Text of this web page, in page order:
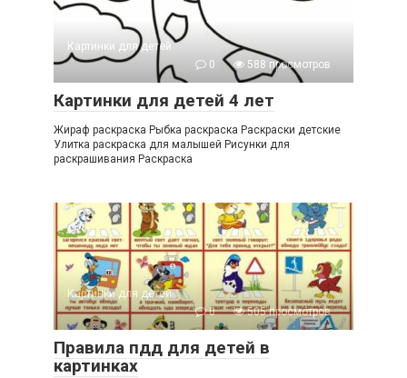
Картинки для детей
0
588 просмотров
Картинки для детей 4 лет
Жираф раскраска Рыбка раскраска Раскраски детские
Улитка раскраска для малышей Рисунки для
раскрашивания Раскраска
Картинки для детей
0
505 просмотров
Правила пдд для детей в
картинках